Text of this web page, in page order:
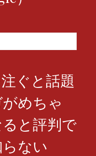
ぐと話題
めちゃ
と評判で
ない